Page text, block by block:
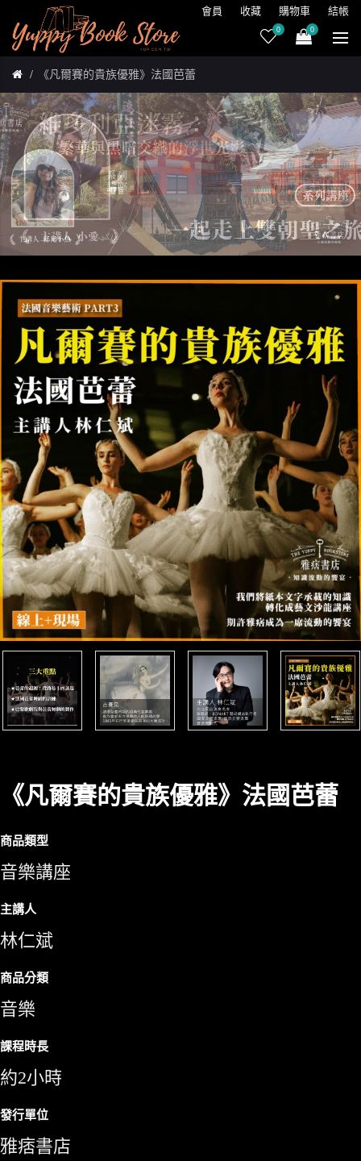
會員 收藏 購物車 結帳
0 0
《凡爾賽的貴族優雅》法國芭蕾
《凡爾賽的貴族優雅》法國芭蕾
商品類型
音樂講座
主講人
林仁斌
商品分類
音樂
課程時長
約2小時
發行單位
雅痞書店